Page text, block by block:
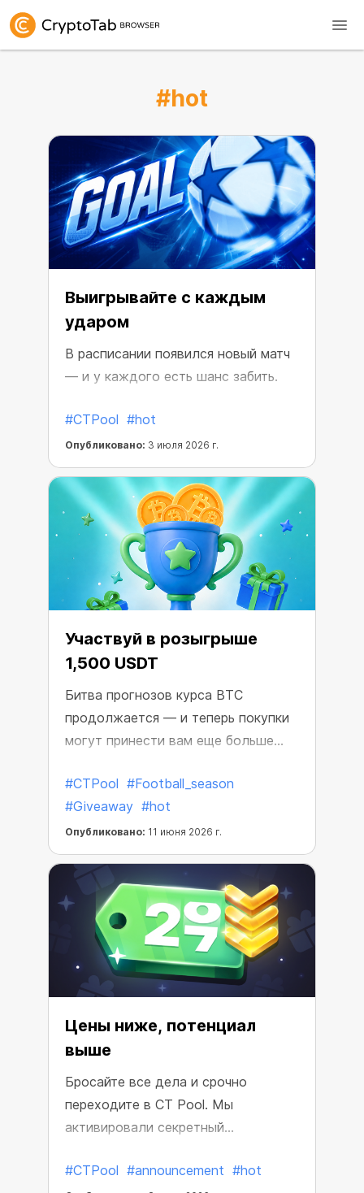
#hot
Выигрывайте с каждым
ударом
В расписании появился новый матч
— и у каждого есть шанс забить.
#CTPool #hot
Опубликовано: 3 июля 2026 г.
Участвуй в розыгрыше
1,500 USDT
Битва прогнозов курса BTC
продолжается — и теперь покупки
могут принести вам еще больше
#CTPool #Football_season
#Giveaway #hot
Опубликовано: 11 июня 2026 г.
Цены ниже, потенциал
выше
Бросайте все дела и срочно
переходите в CT Pool. Мы
активировали секретный
цены на Пул Майнеры.
#CTPool #announcement #hot